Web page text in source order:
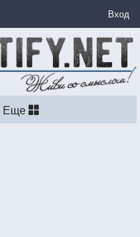
Вход
Еще